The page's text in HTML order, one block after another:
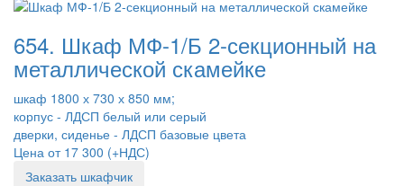
654. Шкаф МФ-1/Б 2-секционный на
металлической скамейке
шкаф 1800 х 730 х 850 мм;
корпус - ЛДСП белый или серый
дверки, сиденье - ЛДСП базовые цвета
Цена от 17 300 (+НДС)
Заказать шкафчик